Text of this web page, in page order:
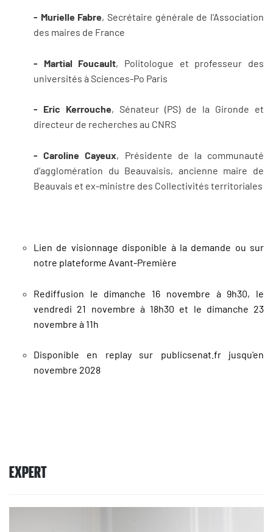
- Murielle Fabre, Secrétaire générale de l'Association
des maires de France
- Martial Foucault, Politologue et professeur des
universités à Sciences-Po Paris
- Eric Kerrouche, Sénateur (PS) de la Gironde et
directeur de recherches au CNRS
- Caroline Cayeux, Présidente de la communauté
d’agglomération du Beauvaisis, ancienne maire de
Beauvais et ex-ministre des Collectivités territoriales
Lien de visionnage disponible à la demande ou sur
notre plateforme Avant-Première
Rediffusion le dimanche 16 novembre à 9h30, le
vendredi 21 novembre à 18h30 et le dimanche 23
novembre à 11h
Disponible en replay sur publicsenat.fr jusqu'en
novembre 2028
EXPERT